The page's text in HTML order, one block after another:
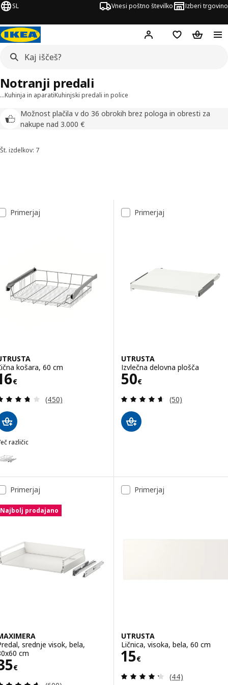
SL Vnesi poštno številko Izberi trgovino
Hej! Prijava ali
Seznam želja
…Kuhinja in aparatiKuhinjski predali in police
Možnost plačila v do 36 obrokih brez pologa in obresti za
nakupe nad 3.000 €
Notranji predali
Razvrsti in filtriraj
Št. izdelkov: 7
Seznam rezultatov
Primerjaj
košara, 60 cm
€ 16€
Pregled: 3.7 iz 5 zvezde. Skupno število
(450)
različic
UTRUSTA, Žična košara, 40 cm
Primerjaj
UTRUSTA
Izvlečna delovna plošča
50€
Cena 50€
Pregled: 4.6 iz
(50)
Primerjaj
Najbolj prodajano
srednje visok, bela,
cm
€ 35€
Primerjaj
UTRUSTA
Ličnica, visoka, bela, 60 cm
15€
Cena 15€
Pregled: 4.3 iz
(44)